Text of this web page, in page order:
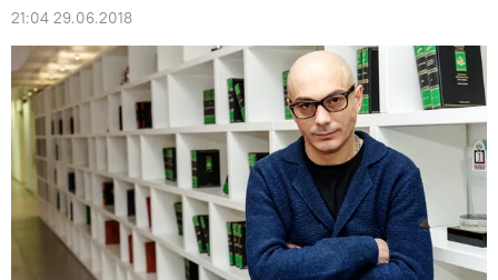
21:04 29.06.2018